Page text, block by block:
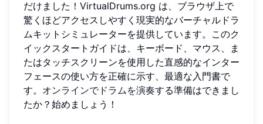
だけました！VirtualDrums.org は、ブラウザ上で
驚くほどアクセスしやすく現実的なバーチャルドラ
ムキットシミュレーターを提供しています。このク
イックスタートガイドは、キーボード、マウス、ま
たはタッチスクリーンを使用した直感的なインター
フェースの使い方を正確に示す、最適な入門書で
す。 オンラインでドラムを演奏する準備はできまし
たか？始めましょう！